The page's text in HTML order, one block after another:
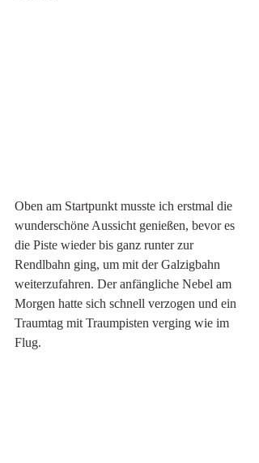
Oben am Startpunkt musste ich erstmal die
wunderschöne Aussicht genießen, bevor es
die Piste wieder bis ganz runter zur
Rendlbahn ging, um mit der Galzigbahn
weiterzufahren. Der anfängliche Nebel am
Morgen hatte sich schnell verzogen und ein
Traumtag mit Traumpisten verging wie im
Flug.